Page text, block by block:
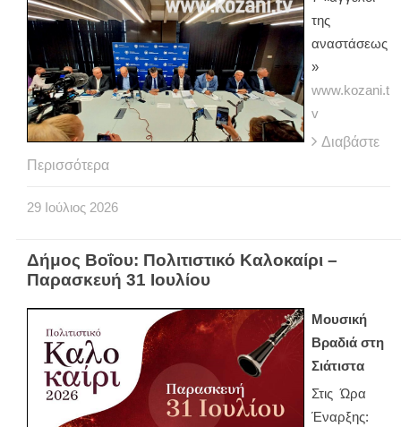
της
αναστάσεως
»
www.kozani.t
v
Διαβάστε
Περισσότερα
29 Ιούλιος 2026
Δήμος Βοΐου: Πολιτιστικό Καλοκαίρι –
Παρασκευή 31 Ιουλίου
Μουσική
Βραδιά στη
Σιάτιστα
Στις Ώρα
Έναρξης: